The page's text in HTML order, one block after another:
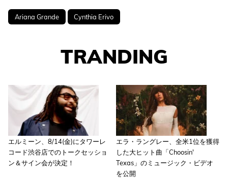
Ariana Grande Cynthia Erivo
TRANDING
エルミーン、8/14(金)にタワーレ
コード渋谷店でのトークセッショ
ン＆サイン会が決定！
エラ・ラングレー、全米1位を獲得
した大ヒット曲「Choosin'
Texas」のミュージック・ビデオ
を公開